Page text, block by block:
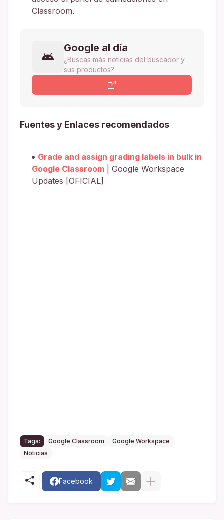
Classroom.
Google al día
¿Buscas más noticias del buscador y
sus productos?
Fuentes y Enlaces recomendados
Grade and assign grading labels in bulk in
Google Classroom | Google Workspace
Updates [OFICIAL]
Tags: Google Classroom
Google Workspace
Noticias
Facebook